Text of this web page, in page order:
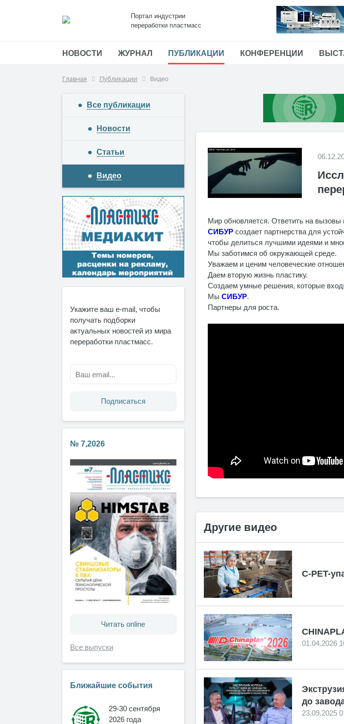
Портал индустрии
переработки пластмасс
НОВОСТИ ЖУРНАЛ ПУБЛИКАЦИИ КОНФЕРЕНЦИИ
Главная Публикации Видео
Все публикации
Новости
Статьи
Видео
№ 7,2026
Читать online
Все выпуски
Ближайшие события
29-30 сентября
2026 года
Укажите ваш e-mail, чтобы
получать подборки
актуальных новостей из мира
переработки пластмасс.
Подписаться
Мир обновляется. Ответить на вызовы
СИБУРсоздает партнерства для
чтобы делиться лучшими идеями и
Мы заботимся об окружающей среде.
Уважаем и ценим человеческие
Даем вторую жизнь пластику.
Создаем умные решения, которые
Мы СИБУР.
Партнеры для роста.
Другие видео
C-PET-
01.04.2026
до
23.09.2025